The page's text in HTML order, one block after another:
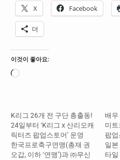
X Facebook
더
이것이 좋아요:
로
K리그 26개 전 구단 총출동!
24일부터 ‘K리그 x 산리오캐
릭터즈 팝업스토어’ 운영
한국프로축구연맹(총재 권
오갑, 이하 ‘연맹’)과 ㈜무신
배우
미
팝
일본
타일